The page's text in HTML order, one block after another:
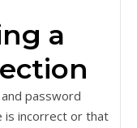
a
password
is incorrect or that